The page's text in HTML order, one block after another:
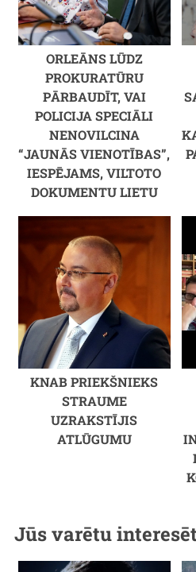
ORLEĀNS LŪDZ
PROKURATŪRU
PĀRBAUDĪT, VAI
POLICIJA SPECIĀLI
NENOVILCINA
“JAUNĀS VIENOTĪBAS”,
IESPĒJAMS, VILTOTO
DOKUMENTU LIETU
KNAB PRIEKŠNIEKS
STRAUME
UZRAKSTĪJIS
ATLŪGUMU
Jūs varētu interesēt